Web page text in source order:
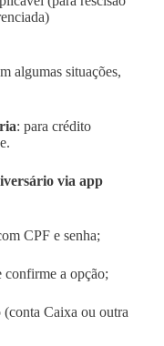
algumas situações,
: para crédito
via app
CPF e senha;
confirme a opção;
Caixa ou outra